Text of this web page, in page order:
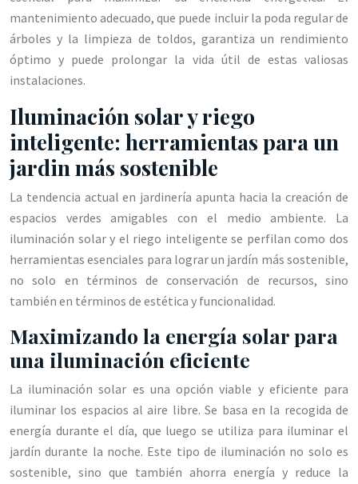
mantenimiento adecuado, que puede incluir la poda regular de
árboles y la limpieza de toldos, garantiza un rendimiento
óptimo y puede prolongar la vida útil de estas valiosas
instalaciones.
Iluminación solar y riego
inteligente: herramientas para un
jardin más sostenible
La tendencia actual en jardinería apunta hacia la creación de
espacios verdes amigables con el medio ambiente. La
iluminación solar y el riego inteligente se perfilan como dos
herramientas esenciales para lograr un jardín más sostenible,
no solo en términos de conservación de recursos, sino
también en términos de estética y funcionalidad.
Maximizando la energía solar para
una iluminación eficiente
La iluminación solar es una opción viable y eficiente para
iluminar los espacios al aire libre. Se basa en la recogida de
energía durante el día, que luego se utiliza para iluminar el
jardín durante la noche. Este tipo de iluminación no solo es
sostenible, sino que también ahorra energía y reduce la